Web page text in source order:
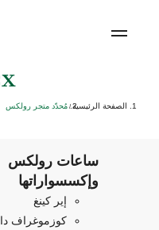
الصفحة الرئيسية/ مُحدّد متجر رولكس
ساعات رولكس
وإكسسواراتها
إير كينغ
كوزموغراف